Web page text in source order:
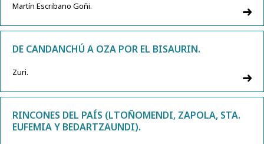
Martín Escribano Goñi.
DE CANDANCHÚ A OZA POR EL BISAURIN.
Zuri.
RINCONES DEL PAÍS (LTOÑOMENDI, ZAPOLA, STA.
EUFEMIA Y BEDARTZAUNDI).